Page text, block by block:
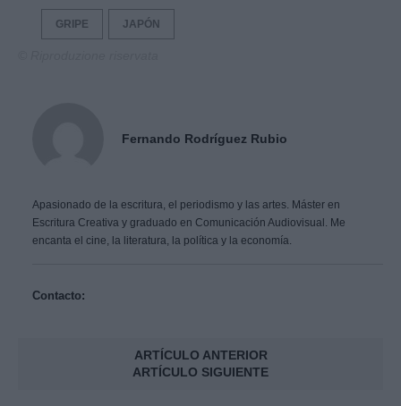
GRIPE JAPÓN
Fernando Rodríguez Rubio
Apasionado de la escritura, el periodismo y las artes. Máster en
Escritura Creativa y graduado en Comunicación Audiovisual. Me
encanta el cine, la literatura, la política y la economía.
Contacto:
ARTÍCULO ANTERIOR
ARTÍCULO SIGUIENTE